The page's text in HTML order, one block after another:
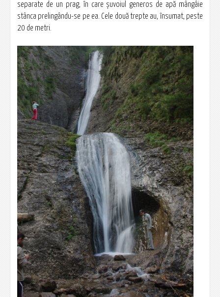
separate de un prag, în care şuvoiul generos de apă mângâie
stânca prelingându-se pe ea. Cele două trepte au, însumat, peste
20 de metri.